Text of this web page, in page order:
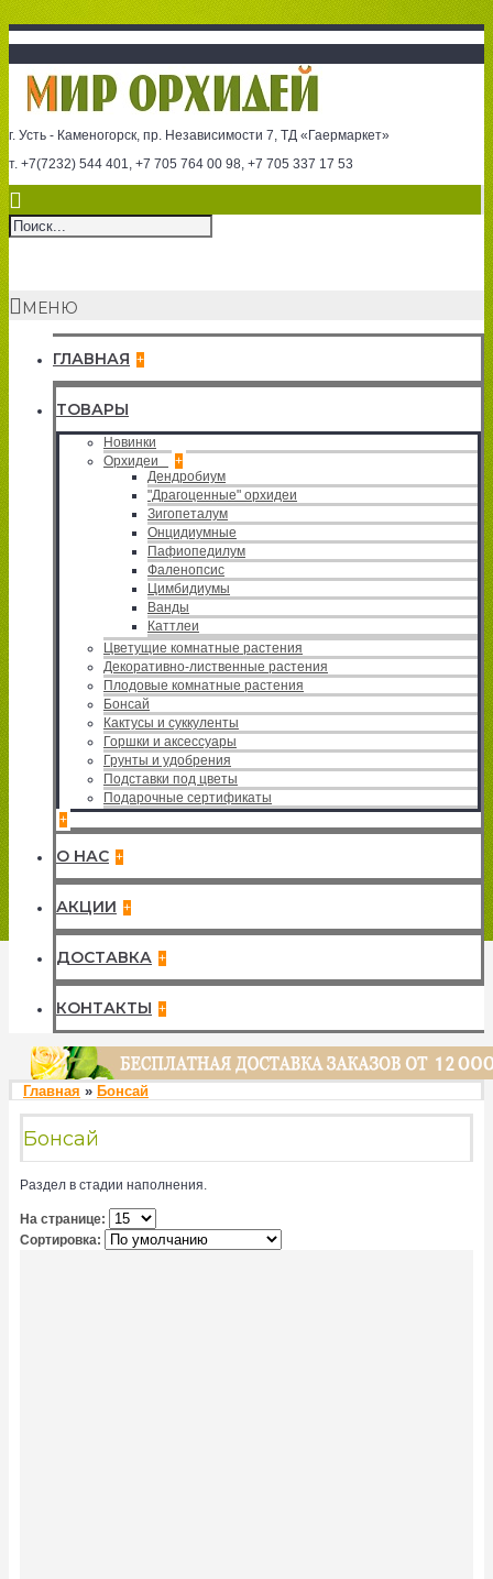
г. Усть - Каменогорск, пр. Независимости 7, ТД «Гаермаркет»
т. +7(7232) 544 401, +7 705 764 00 98, +7 705 337 17 53
МЕНЮ
ГЛАВНАЯ +
ТОВАРЫ
Новинки
Орхидеи
+
Дендробиум
"Драгоценные" орхидеи
Зигопеталум
Онцидиумные
Пафиопедилум
Фаленопсис
Цимбидиумы
Ванды
Каттлеи
Цветущие комнатные растения
Декоративно-лиственные растения
Плодовые комнатные растения
Бонсай
Кактусы и суккуленты
Горшки и аксессуары
Грунты и удобрения
Подставки под цветы
Подарочные сертификаты
+
О НАС +
АКЦИИ +
ДОСТАВКА +
КОНТАКТЫ +
Главная » Бонсай
Бонсай
Раздел в стадии наполнения.
На странице:
Сортировка: